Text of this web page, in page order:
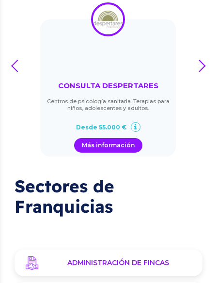
CONSULTA DESPERTARES
Centros de psicología sanitaria. Terapias para
niños, adolescentes y adultos.
Desde 55.000 €
Más información
prev next
Sectores de
Franquicias
ADMINISTRACIÓN DE FINCAS